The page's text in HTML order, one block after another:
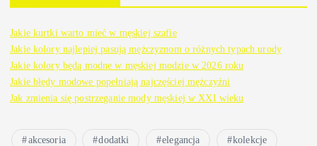
Jakie kurtki warto mieć w męskiej szafie
Jakie kolory najlepiej pasują mężczyznom o różnych typach urody
Jakie kolory będą modne w męskiej modzie w 2026 roku
Jakie błędy modowe popełniają najczęściej mężczyźni
Jak zmienia się postrzeganie mody męskiej w XXI wieku
akcesoria dodatki elegancja kolekcje